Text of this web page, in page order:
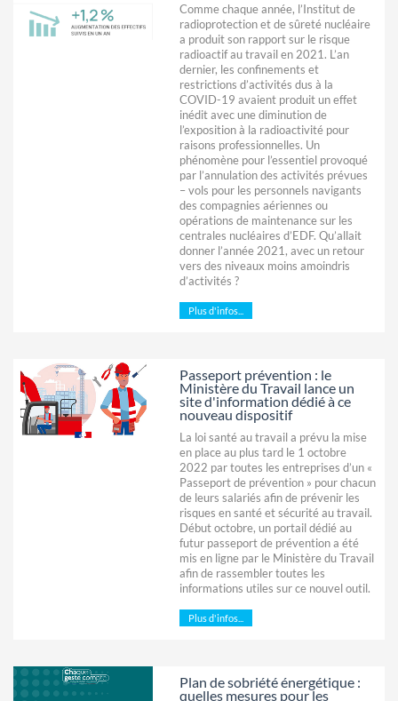
Comme chaque année, l’Institut de
radioprotection et de sûreté nucléaire
a produit son rapport sur le risque
radioactif au travail en 2021. L’an
dernier, les confinements et
restrictions d’activités dus à la
COVID-19 avaient produit un effet
inédit avec une diminution de
l’exposition à la radioactivité pour
raisons professionnelles. Un
phénomène pour l’essentiel provoqué
par l’annulation des activités prévues
– vols pour les personnels navigants
des compagnies aériennes ou
opérations de maintenance sur les
centrales nucléaires d’EDF. Qu’allait
donner l’année 2021, avec un retour
vers des niveaux moins amoindris
d’activités ?
Plus d'infos...
Passeport prévention : le
Ministère du Travail lance un
site d'information dédié à ce
nouveau dispositif
La loi santé au travail a prévu la mise
en place au plus tard le 1 octobre
2022 par toutes les entreprises d’un «
Passeport de prévention » pour chacun
de leurs salariés afin de prévenir les
risques en santé et sécurité au travail.
Début octobre, un portail dédié au
futur passeport de prévention a été
mis en ligne par le Ministère du Travail
afin de rassembler toutes les
informations utiles sur ce nouvel outil.
Plus d'infos...
Plan de sobriété énergétique :
quelles mesures pour les